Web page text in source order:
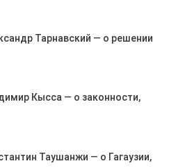
Тарнавский — о решении
Кысса — о законности,
Таушанжи — о Гагаузии,